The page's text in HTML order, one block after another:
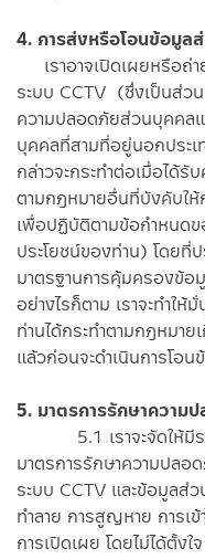
4. การส่งหรือโอนข้อมูล
เราอาจเปิดเผยหรือถ่
ระบบ CCTV (ซึ่งเป็นส่ว
ความปลอดภัยส่วนบุคคล
บุคคลที่สามที่อยู่นอกประเ
กล่าวจะกระทำต่อเมื่อได้
ตามกฎหมายอื่นที่บังคับให้
เพื่อปฏิบัติตามข้อกำหนด
ประโยชน์ของท่าน) โดยที่
มาตรฐานการคุ้มครองข้อ
อย่างไรก็ตาม เราจะทำใ
ท่านได้กระทำตามกฎหมา
แล้วก่อนจะดำเนินการโอ
5. มาตรการรักษาความ
5.1 เราจะจัดให้
มาตรการรักษาความปลอ
ระบบ CCTV และข้อมูลส่
ทำลาย การสูญหาย การเ
การเปิดเผย โดยไม่ได้ตั้ง